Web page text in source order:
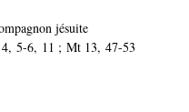
jésuite
5-6, 11 ; Mt 13, 47-53